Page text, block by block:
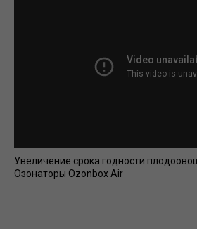
Увеличение срока годности
Озонаторы Ozonbox Air